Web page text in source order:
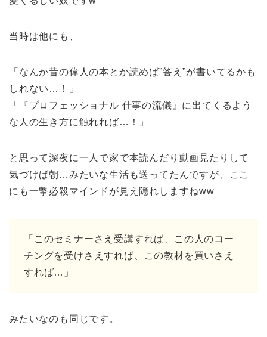
当時は他にも、
「なんか昔の偉人の本とか読めば”答え”が書いてるかも
しれない…！」
「『プロフェッショナル 仕事の流儀』に出てくるよう
な人の生き方に触れれば…！」
と思って深夜に一人で家で本読んだり動画見たりして
気づけば朝…みたいな生活も送ってたんですが、ここ
にも一撃必殺マインドが見え隠れしますねww
「このセミナーさえ受講すれば、この人のコー
チングを受けさえすれば、この教材を買いさえ
すれば…」
みたいなのも同じです。